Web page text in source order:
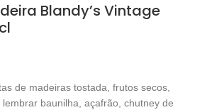
Blandy’s Vintage
de madeiras tostada, frutos secos,
baunilha, açafrão, chutney de